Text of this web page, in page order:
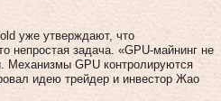
уже утверждают, что
непростая задача. «GPU-майнинг не
Механизмы GPU контролируются
идею трейдер и инвестор Жао